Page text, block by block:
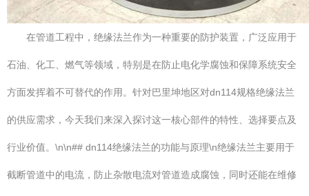
在管道工程中，绝缘法兰作为一种重要的防护装置，广泛应用于
石油、化工、燃气等领域，特别是在防止电化学腐蚀和保障系统安全
方面发挥着不可替代的作用。针对巴里坤地区对dn114规格绝缘法兰
的供应需求，今天我们来深入探讨这一核心部件的特性、选择要点及
行业价值。\n\n## dn114绝缘法兰的功能与原理\n绝缘法兰主要用于
截断管道中的电流，防止杂散电流对管道造成腐蚀，同时还能在维修